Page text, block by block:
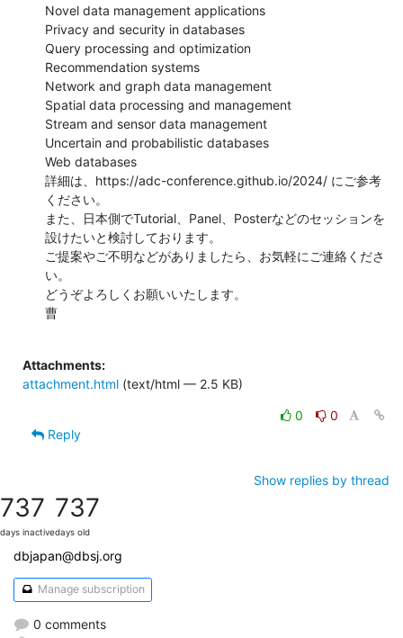
Novel data management applications
Privacy and security in databases
Query processing and optimization
Recommendation systems
Network and graph data management
Spatial data processing and management
Stream and sensor data management
Uncertain and probabilistic databases
Web databases
詳細は、https://adc-conference.github.io/2024/ にご参考
ください。
また、日本側でTutorial、Panel、Posterなどのセッションを
設けたいと検討しております。
ご提案やご不明などがありましたら、お気軽にご連絡くださ
い。
どうぞよろしくお願いいたします。
曹
Attachments:
attachment.html (text/html — 2.5 KB)
0
0
Reply
Show replies by thread
737
days inactive
737
days old
dbjapan@dbsj.org
Manage subscription
0 comments